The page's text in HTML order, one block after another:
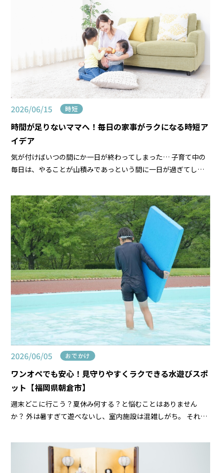
2026/06/15 時短
時間が足りないママへ！毎日の家事がラクになる時短ア
イデア
気が付けばいつの間にか一日が終わってしまった… 子育て中の
毎日は、やることが山積みであっという間に一日が過ぎてしま
けません。 お昼寝している間に家事をしよう！そう […]
2026/06/05 おでかけ
ワンオペでも安心！見守りやすくラクできる水遊びスポ
ット【福岡県朝倉市】
週末どこに行こう？夏休み何する？と悩むことはありません
か？ 外は暑すぎて遊べないし、室内施設は混雑しがち。 それで
でしまいますよね。 シングルマザーの私は、子ども […]